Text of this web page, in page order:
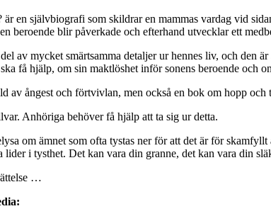
är en självbiografi som skildrar en mammas vardag vid
beroende blir påverkade och efterhand utvecklar ett
av mycket smärtsamma detaljer ur hennes liv, och den
få hjälp, om sin maktlöshet inför sonens beroende och
av ångest och förtvivlan, men också en bok om hopp och
Anhöriga behöver få hjälp att ta sig ur detta.
om ämnet som ofta tystas ner för att det är för
lider i tysthet. Det kan vara din granne, det kan vara din
…